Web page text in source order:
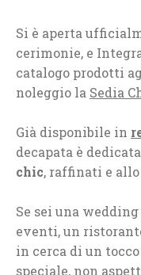
Si è aperta
cerimonie, e
catalogo prodotti
noleggio la Sedia
Già disponibile in
decapata è
chic, raffinati e allo
Se sei una
eventi, un
in cerca di un
speciale, non